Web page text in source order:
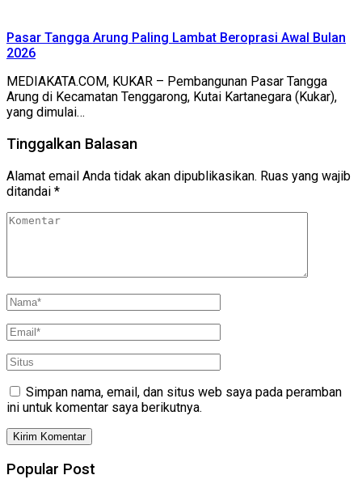
Pasar Tangga Arung Paling Lambat Beroprasi Awal Bulan
2026
MEDIAKATA.COM, KUKAR – Pembangunan Pasar Tangga
Arung di Kecamatan Tenggarong, Kutai Kartanegara (Kukar),
yang dimulai…
Tinggalkan Balasan
Alamat email Anda tidak akan dipublikasikan. Ruas yang wajib
ditandai *
Simpan nama, email, dan situs web saya pada peramban
ini untuk komentar saya berikutnya.
Popular Post